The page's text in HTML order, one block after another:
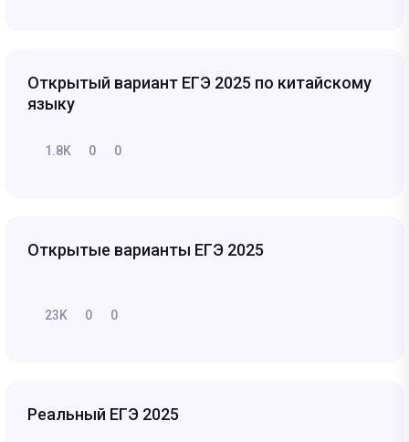
Открытый вариант ЕГЭ 2025 по китайскому
языку
1.8K 0 0
Открытые варианты ЕГЭ 2025
23K 0 0
Реальный ЕГЭ 2025